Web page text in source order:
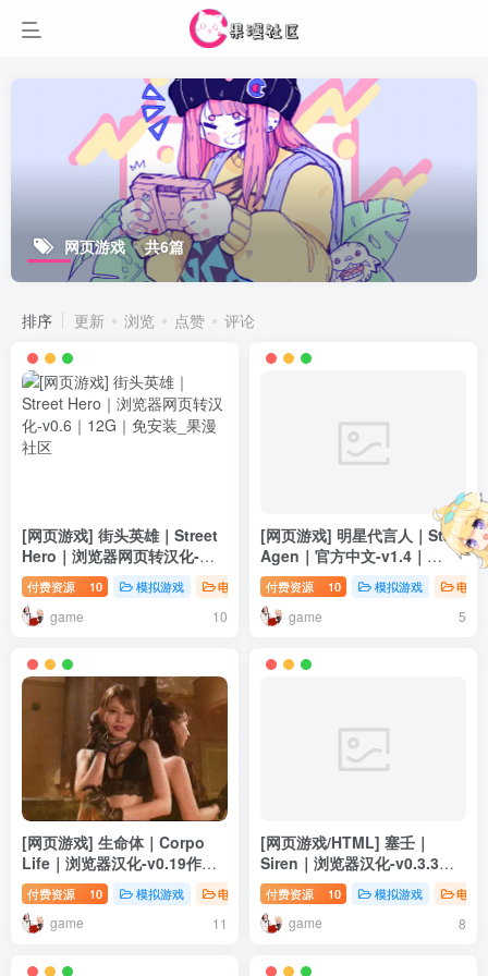
网页游戏 共6篇
排序 更新 浏览 点赞 评论
[网页游戏] 街头英雄｜Street
Hero｜浏览器网页转汉化-
v0.6｜12G｜免安装
付费资源 10 模拟游戏 电脑游戏
game 10
[网页游戏] 明星代言人｜Star
Agen｜官方中文-v1.4｜
2.35G｜免安装
付费资源 10 模拟游戏 电脑
game 5
[网页游戏] 生命体｜Corpo
Life｜浏览器汉化-v0.19作弊
版｜17.7G｜免安装
付费资源 10 模拟游戏 电脑游戏
game 11
[网页游戏/HTML] 塞壬｜
Siren｜浏览器汉化-v0.3.3｜
4.24G｜免安装
付费资源 10 模拟游戏 电脑
game 8